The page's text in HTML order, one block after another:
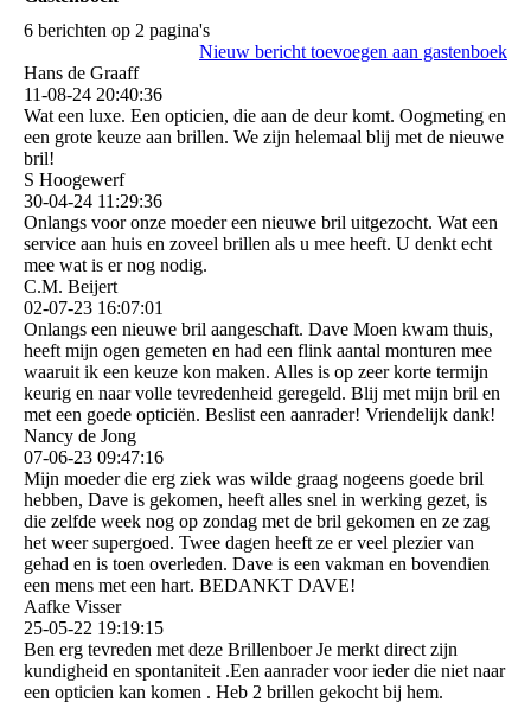
6 berichten op 2 pagina's
Nieuw bericht toevoegen aan gastenboek
Hans de Graaff
11-08-24 20:40:36
Wat een luxe. Een opticien, die aan de deur komt. Oogmeting en
een grote keuze aan brillen. We zijn helemaal blij met de nieuwe
bril!
S Hoogewerf
30-04-24 11:29:36
Onlangs voor onze moeder een nieuwe bril uitgezocht. Wat een
service aan huis en zoveel brillen als u mee heeft. U denkt echt
mee wat is er nog nodig.
C.M. Beijert
02-07-23 16:07:01
Onlangs een nieuwe bril aangeschaft. Dave Moen kwam thuis,
heeft mijn ogen gemeten en had een flink aantal monturen mee
waaruit ik een keuze kon maken. Alles is op zeer korte termijn
keurig en naar volle tevredenheid geregeld. Blij met mijn bril en
met een goede opticiën. Beslist een aanrader! Vriendelijk dank!
Nancy de Jong
07-06-23 09:47:16
Mijn moeder die erg ziek was wilde graag nogeens goede bril
hebben, Dave is gekomen, heeft alles snel in werking gezet, is
die zelfde week nog op zondag met de bril gekomen en ze zag
het weer supergoed. Twee dagen heeft ze er veel plezier van
gehad en is toen overleden. Dave is een vakman en bovendien
een mens met een hart. BEDANKT DAVE!
Aafke Visser
25-05-22 19:19:15
Ben erg tevreden met deze Brillenboer Je merkt direct zijn
kundigheid en spontaniteit .Een aanrader voor ieder die niet naar
een opticien kan komen . Heb 2 brillen gekocht bij hem.